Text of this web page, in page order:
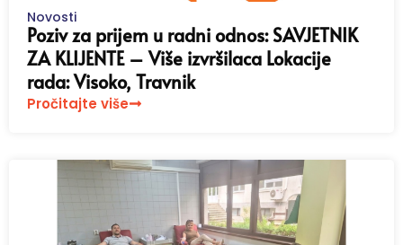
Novosti
Poziv za prijem u radni odnos: SAVJETNIK
ZA KLIJENTE – Više izvršilaca Lokacije
rada: Visoko, Travnik
Pročitajte više